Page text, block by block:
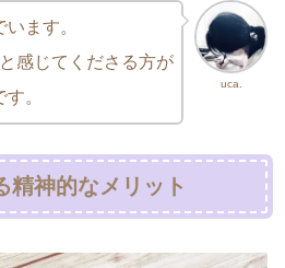
uca.
ます。
感じてくださる方が
。
精神的なメリット